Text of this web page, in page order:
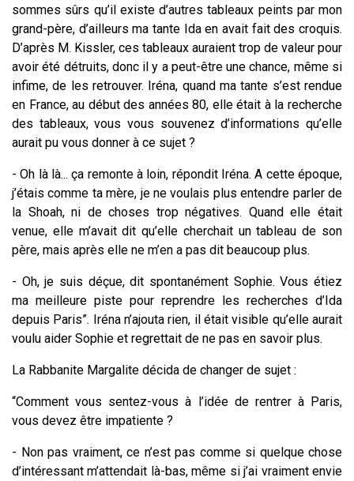
sommes sûrs qu’il existe d’autres tableaux peints par mon
grand-père, d’ailleurs ma tante Ida en avait fait des croquis.
D’après M. Kissler, ces tableaux auraient trop de valeur pour
avoir été détruits, donc il y a peut-être une chance, même si
infime, de les retrouver. Iréna, quand ma tante s’est rendue
en France, au début des années 80, elle était à la recherche
des tableaux, vous vous souvenez d’informations qu’elle
aurait pu vous donner à ce sujet ?
- Oh là là... ça remonte à loin, répondit Iréna. A cette époque,
j’étais comme ta mère, je ne voulais plus entendre parler de
la Shoah, ni de choses trop négatives. Quand elle était
venue, elle m’avait dit qu’elle cherchait un tableau de son
père, mais après elle ne m’en a pas dit beaucoup plus.
- Oh, je suis déçue, dit spontanément Sophie. Vous étiez
ma meilleure piste pour reprendre les recherches d’Ida
depuis Paris”. Iréna n’ajouta rien, il était visible qu’elle aurait
voulu aider Sophie et regrettait de ne pas en savoir plus.
La Rabbanite Margalite décida de changer de sujet :
“Comment vous sentez-vous à l’idée de rentrer à Paris,
vous devez être impatiente ?
- Non pas vraiment, ce n’est pas comme si quelque chose
d’intéressant m’attendait là-bas, même si j’ai vraiment envie